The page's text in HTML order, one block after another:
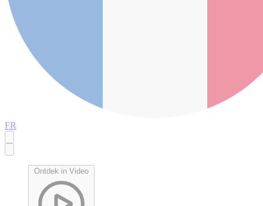
FR
Ontdek in Video